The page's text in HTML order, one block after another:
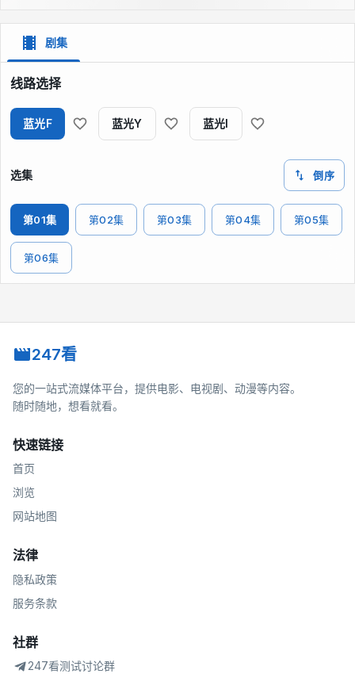
剧集
线路选择
蓝光F 蓝光Y 蓝光I
选集 倒序
第01集 第02集 第03集 第04集 第05集
第06集
247看
您的一站式流媒体平台，提供电影、电视剧、动漫等内容。
随时随地，想看就看。
快速链接
首页
浏览
网站地图
法律
隐私政策
服务条款
社群
247看测试讨论群